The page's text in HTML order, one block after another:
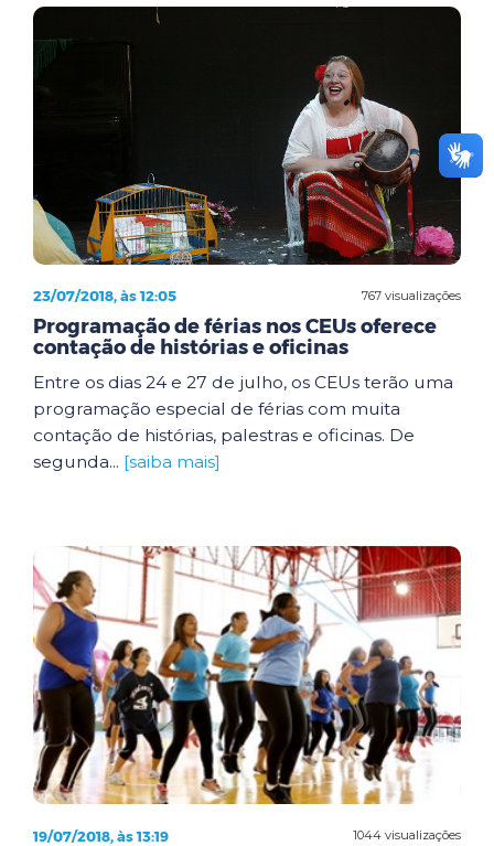
767 visualizações
23/07/2018, às 12:05
Programação de férias nos CEUs oferece
contação de histórias e oficinas
Entre os dias 24 e 27 de julho, os CEUs terão uma
programação especial de férias com muita
contação de histórias, palestras e oficinas. De
segunda... [saiba mais]
1044 visualizações
19/07/2018, às 13:19